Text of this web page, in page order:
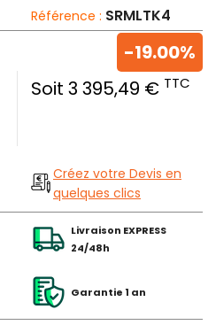
Référence : SRMLTK4
Soit 3 395,49 € TTC
-19.00%
Créez votre Devis en
quelques clics
Livraison EXPRESS
24/48h
Garantie 1 an